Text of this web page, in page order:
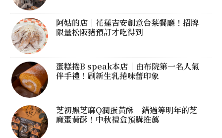
阿姑的店｜花蓮吉安創意台菜餐廳！招牌
限量松阪豬預訂才吃得到
蛋糕捲B speak本店｜由布院第一名人氣
伴手禮！刷新生乳捲味蕾印象
芝初黑芝麻Q潤蛋黃酥｜錯過等明年的芝
麻蛋黃酥！中秋禮盒預購推薦